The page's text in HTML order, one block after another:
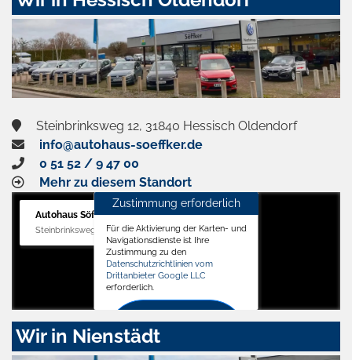
Steinbrinksweg 12, 31840 Hessisch Oldendorf
info@autohaus-soeffker.de
0 51 52 / 9 47 00
Mehr zu diesem Standort
Autohaus Söffker GmbH
Steinbrinksweg 12, 31840 Hessisch Oldendorf
Zustimmung erforderlich
Für die Aktivierung der Karten- und
Navigationsdienste ist Ihre
Zustimmung zu den
Datenschutzrichtlinien vom
Drittanbieter Google LLC
erforderlich.
Zustimmen
aktivieren
Wir in Nienstädt